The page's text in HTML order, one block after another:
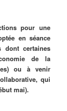
pour une
en séance
dont certaines
de la
ou à venir
qui
mai).